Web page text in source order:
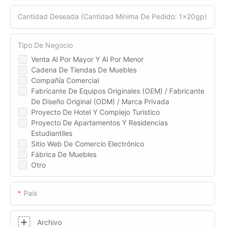
Cantidad Deseada (cantidad Mínima De Pedido: 1x20gp)
Venta Al Por Mayor Y Al Por Menor
Cadena De Tiendas De Muebles
Compañía Comercial
Fabricante De Equipos Originales (OEM) / Fabricante
De Diseño Original (ODM) / Marca Privada
Proyecto De Hotel Y Complejo Turístico
Proyecto De Apartamentos Y Residencias
Estudiantiles
Sitio Web De Comercio Electrónico
Fábrica De Muebles
Otro
Tipo De Negocio
País
Archivo